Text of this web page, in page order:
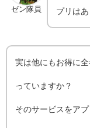
ゼン隊員 プリはあ
実は他にもお得に
っていますか？
そのサービスをア